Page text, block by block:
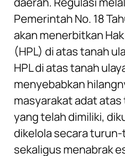
Pemerintah No. 18
akan menerbitkan
(HPL) di atas tanah
HPL di atas tanah
menyebabkan
masyarakat adat
yang telah dimiliki,
dikelola secara
sekaligus menabrak